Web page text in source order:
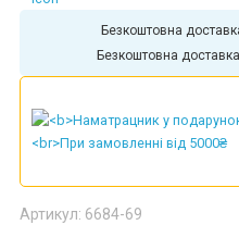
Безкоштовна
Безкоштовна доставка
Артикул: 6684-69